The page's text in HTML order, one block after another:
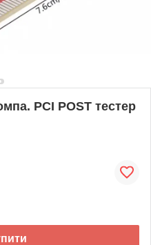
PCI POST тестер